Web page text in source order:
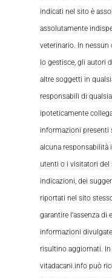
indicati nel sito è
assolutamente
veterinario. In nessun
lo gestisce, gli autori
altre soggetti in
responsabili di
ipoteticamente
informazioni presenti
alcuna responsabilità
utenti o i visitatori del
indicazioni, dei
riportati nel sito
garantire l’assenza di
informazioni
risultino aggiornati.
vitadacani.info può